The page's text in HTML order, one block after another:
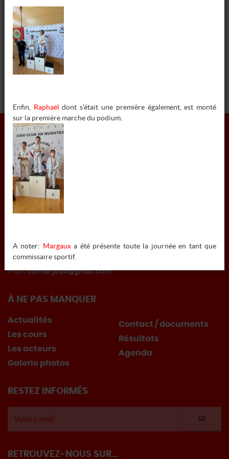
tout autre recours administratif ou juridictionnel à l’adresse
suivante :
Commission Nationale de l’Informatique et des Libertés
3 Place de Fontenoy
TSA 80715
75334 PARIS Cedex 07
INFORMATIONS
COLMAR JUDO
Tél: 03 67 10 07 55
Mail:colmarjudo@gmail.com
À NE PAS MANQUER
Actualités
Les cours
Les acteurs
Galerie photos
Contact / documents
Résultats
Agenda
RESTEZ INFORMÉS
RETROUVEZ-NOUS SUR...
Enfin, Raphaëldont s’était une première également, est monté
sur la première marche du podium.
A noter: Margauxa été présente toute la journée en tant que
commissaire sportif.